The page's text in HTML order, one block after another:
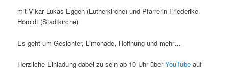
mit Vikar Lukas Eggen (Lutherkirche) und Pfarrerin Friederike
Höroldt (Stadtkirche)
Es geht um Gesichter, Limonade, Hoffnung und mehr…
Herzliche Einladung dabei zu sein ab 10 Uhr überYouTube auf